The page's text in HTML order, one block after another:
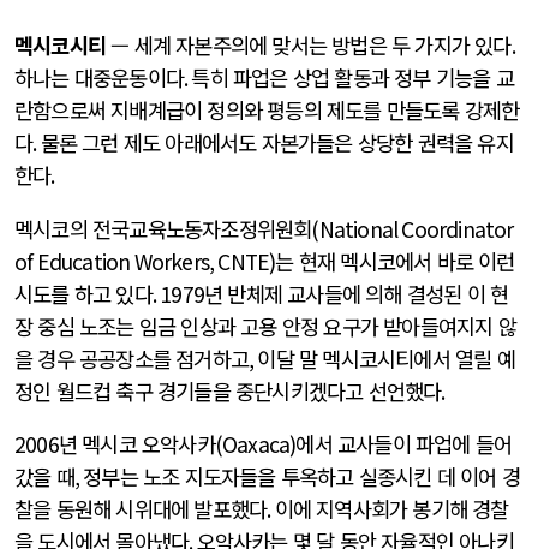
멕시코시티— 세계 자본주의에 맞서는 방법은 두 가지가 있다.
하나는 대중운동이다.특히 파업은 상업 활동과 정부 기능을 교
란함으로써 지배계급이 정의와 평등의 제도를 만들도록 강제한
다.물론 그런 제도 아래에서도 자본가들은 상당한 권력을 유지
한다.
멕시코의 전국교육노동자조정위원회(National Coordinator
of Education Workers, CNTE)는 현재 멕시코에서 바로 이런
시도를 하고 있다. 1979년 반체제 교사들에 의해 결성된 이 현
장 중심 노조는 임금 인상과 고용 안정 요구가 받아들여지지 않
을 경우 공공장소를 점거하고,이달 말 멕시코시티에서 열릴 예
정인 월드컵 축구 경기들을 중단시키겠다고 선언했다.
2006년 멕시코 오악사카(Oaxaca)에서 교사들이 파업에 들어
갔을 때,정부는 노조 지도자들을 투옥하고 실종시킨 데 이어 경
찰을 동원해 시위대에 발포했다.이에 지역사회가 봉기해 경찰
을 도시에서 몰아냈다.오악사카는 몇 달 동안 자율적인 아나키